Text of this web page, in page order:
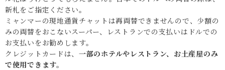
新札をご指定ください。
ミャンマーの現地通貨チャットは再両替できませんので、少額の
みの両替をおこないスーパー、レストランでの支払いはドルでの
お支払いをお勧めします。
クレジットカードは、 一部のホテルやレストラン、お土産屋のみ
で使用できます。